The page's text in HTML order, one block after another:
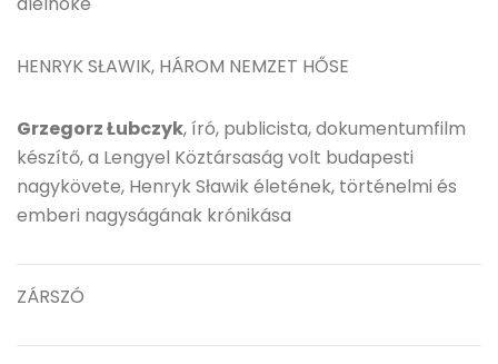
HENRYK SŁAWIK, HÁROM NEMZET HŐSE
Grzegorz Łubczyk, író, publicista, dokumentumfilm
készítő, a Lengyel Köztársaság volt budapesti
nagykövete, Henryk Sławik életének, történelmi és
emberi nagyságának krónikása
ZÁRSZÓ